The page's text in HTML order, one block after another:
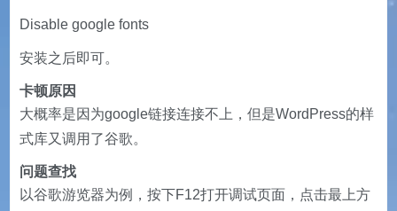
Disable google fonts
安装之后即可。
卡顿原因
大概率是因为google链接连接不上，但是WordPress的样
式库又调用了谷歌。
问题查找
以谷歌游览器为例，按下F12打开调试页面，点击最上方